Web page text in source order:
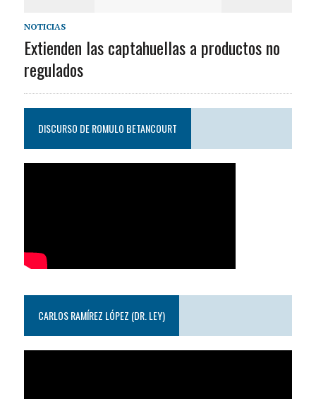
NOTICIAS
Extienden las captahuellas a productos no
regulados
DISCURSO DE ROMULO BETANCOURT
CARLOS RAMÍREZ LÓPEZ (DR. LEY)